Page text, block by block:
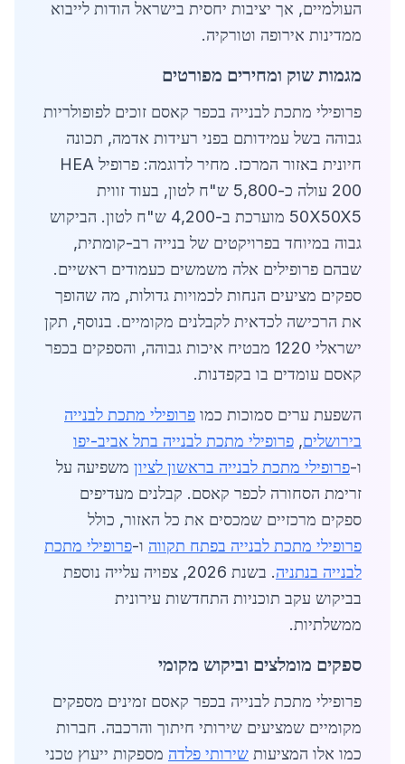
העולמיים, אך יציבות יחסית בישראל הודות לייבוא
ממדינות אירופה וטורקיה.
מגמות שוק ומחירים מפורטים
פרופילי מתכת לבנייה בכפר קאסם זוכים לפופולריות
גבוהה בשל עמידותם בפני רעידות אדמה, תכונה
חיונית באזור המרכז. מחיר לדוגמה: פרופיל HEA
200 עולה כ-5,800 ש"ח לטון, בעוד זווית
50X50X5 מוערכת ב-4,200 ש"ח לטון. הביקוש
גבוה במיוחד בפרויקטים של בנייה רב-קומתית,
שבהם פרופילים אלה משמשים כעמודים ראשיים.
ספקים מציעים הנחות לכמויות גדולות, מה שהופך
את הרכישה לכדאית לקבלנים מקומיים. בנוסף, תקן
ישראלי 1220 מבטיח איכות גבוהה, והספקים בכפר
קאסם עומדים בו בקפדנות.
השפעת ערים סמוכות כמו פרופילי מתכת לבנייה
בירושלים, פרופילי מתכת לבנייה בתל אביב-יפו
ו-פרופילי מתכת לבנייה בראשון לציון משפיעה על
זרימת הסחורה לכפר קאסם. קבלנים מעדיפים
ספקים מרכזיים שמכסים את כל האזור, כולל
פרופילי מתכת לבנייה בפתח תקווה ו-פרופילי מתכת
לבנייה בנתניה
. בשנת 2026, צפויה עלייה נוספת
בביקוש עקב תוכניות התחדשות עירונית
ממשלתיות.
ספקים מומלצים וביקוש מקומי
פרופילי מתכת לבנייה בכפר קאסם זמינים מספקים
מקומיים שמציעים שירותי חיתוך והרכבה. חברות
כמו אלו המציעות שירותי פלדה מספקות ייעוץ טכני